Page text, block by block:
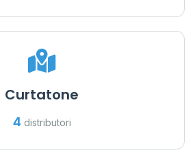
Curtatone
4 distributori